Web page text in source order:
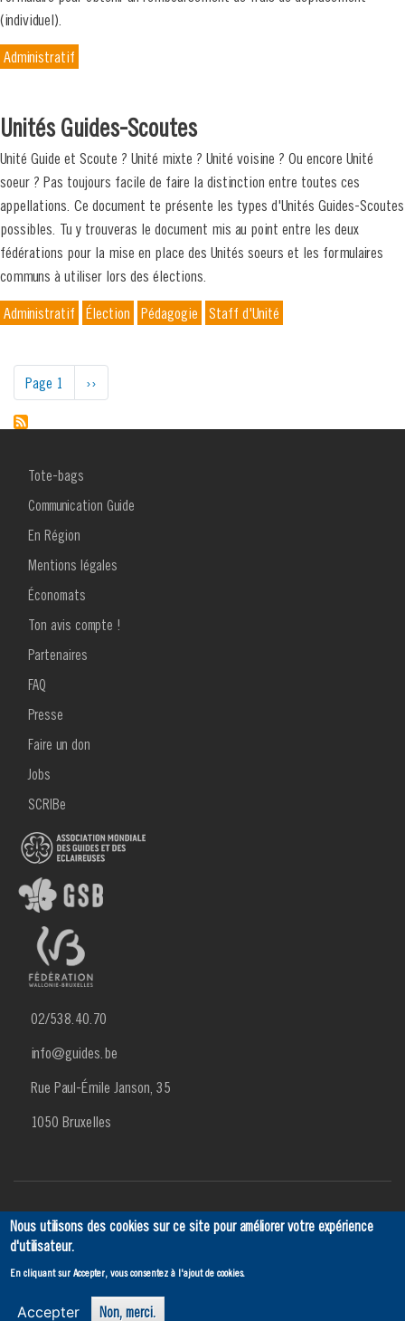
(individuel).
Administratif
Unités Guides-Scoutes
Unité Guide et Scoute ? Unité mixte ? Unité voisine ? Ou encore Unité
soeur ? Pas toujours facile de faire la distinction entre toutes ces
appellations. Ce document te présente les types d'Unités Guides-Scoutes
possibles. Tu y trouveras le document mis au point entre les deux
fédérations pour la mise en place des Unités soeurs et les formulaires
communs à utiliser lors des élections.
Administratif Élection Pédagogie Staff d'Unité
Pagination
Page 1
Page
suivante
››
MENU
FOOTER
Tote-bags
Communication Guide
En Région
Mentions légales
Économats
Ton avis compte !
MENU
FOOTER
Partenaires
FAQ
Presse
Faire un don
Jobs
SCRIBe
02/538.40.70
info@guides.be
Rue Paul-Émile Janson, 35
1050 Bruxelles
Menu
Footer
Actualités Agenda SCRIBe Ancien Contact
Nous utilisons des cookies sur ce site pour améliorer votre expérience
d'utilisateur.
En cliquant sur Accepter, vous consentez à l'ajout de cookies.
Accepter Non, merci.